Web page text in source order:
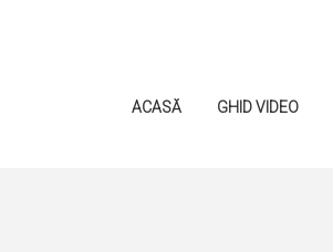
ACASĂ GHID VIDEO